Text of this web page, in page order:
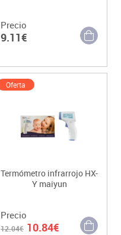
Precio
9.11€
Oferta
Termómetro infrarrojo HX-
Y maiyun
Precio
12.04€ 10.84€